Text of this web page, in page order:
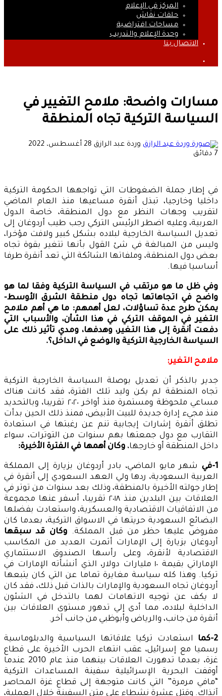
المركز في الإعلام
حلقات نقاش
مساحات افتراضية
وحدة الإعلام والتدريب
الاتصال بنا
مسارات واضحة: ملامح التغيير في
السياسة التركية تجاه المنطقة
وردة عبد الرازق أرسل
28 أغسطس، 2022
7 دقائق
في إطار جملة الضغوطات التي تواجهها الحكومة التركية
داخليا وخارجيا، تبذل أنقرة مساعيها منذ العام الماضي
لتقريب وجهات النظر مع دول المنطقة، خاصة الدول
العربية، وعليه اضطر الرئيس التركي رجب طيب أردوغان إلى
تعديل السياسة الخارجية لبلاده بشكل كبير ولافت مؤخرا،
وليس من المبالغة في شئ القول بأنها تتغير بقوة تجاه
بعض دول المنطقة، وملفاتها الشائكة التي تعد أنقرة طرفا
أساسيا فيها.
وفي ظل ما هو مرتقب في السياسة التركية وفقا لما هو
واضح في اتجاهاتها تجاه دول منطقة الشرق الأوسط-
يمكن طرح عدة تساؤلات، لعل أهمهم: ما هي أهم ملامح
التغير في الموقف التركي في هذا الشأن، والأسباب التي
دفعت أنقرة إلى هذا التغير، وهدفها، ومدي تأثير ذلك على
السياسة الخارجية التركية والوضع في الداخل؟.
ملامح التغير:
جدير بالذكر أن تعديل بوصلة السياسة الخارجية التركية
تجاه المنطقة لم يكن وليد تلك الفترة، فقد كانت هناك
مساعي ملحوظة ومستمرة منذ أواخر ٢٠٢٠ تقريبا، وبالتحديد
منذ مجيء إدارة جديدة للبيت الأبيض، فمنذ ذلك الحين بدأت
تطلق أنقرة إشارات إيجابية تنم عن رغبتها في استعادة
التقارب مع دول جمعتها بهم سنوات من التوترات، سواء
داخل المنطقة أو خارجها، وكان أهمها في الفترة الأخيرة:
1-في
شهر مايو الماضي، بادر أردوغان بزيارة إلى المملكة
العربية السعودية، ردها ولي العهد السعودي إلى أنقرة في
إطار جولته الأخيرة بالمنطقة، وذلك بعد سنوات من توتر في
العلاقات بين البلدين منذ ٢٠١٨ تقريبا، أسفر عنها مجموعة
من الاتفاقيات الاقتصادية والعسكرية، واستعادت بفضلها
البضائع السعودية حريتها في الاسواق التركية، بعدما كان
مفروض عليها حظر من قبل المملكة. وكان قد سبقها
أردوغان بزيارة إلى الإمارات أثمرت العديد من المكاسب
الاقتصادية لأنقرة، وعلى رأسها الصندوق الاستثماري
الإماراتي بقيمة ١٠ مليارات دولار، الذي أنشأته الإمارات في
تركيا. وهذا كله سياسة مغايرة تماما عن التي كان يتبعها
أردوغان تجاه السعودية والإمارات بالذات قبل ذلك، فقد كان
لا يكف عن توجيه الاتهامات لهما بالتدخل في الشئون
الداخلية لبلاده، مما أدى إلي تدهور مستوى العلاقات بين
أنقرة من جانب، والرياض وأبوظبي من جانب آخر.
2-كما
استعادت تركيا علاقاتها السياسية والدبلوماسية
رسميا مع إسرائيل، عقب انتهاء الحرب الأخيرة على قطاع
غزة، بعدما تدهورت العلاقات بينهما منذ عام 2010 عندما
أوقفت البحرية الإسرائيلية سفينة المساعدات التركية
“مافي مرمرة” التي كانت متوجهة إلى قطاع غزة المحاصر
آنذاك. وقتل عشرة نشطاء على متن السفينة خلال العملية،